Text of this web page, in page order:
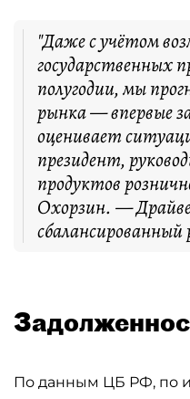
"Даже с учётом
государственных
полугодии, мы
рынка — впервые
оценивает
президент,
продуктов
Охорзин. —
По данным ЦБ РФ, по